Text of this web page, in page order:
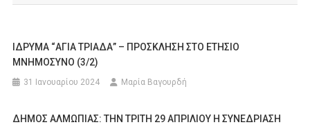
ΙΔΡΥΜΑ “ΑΓΙΑ ΤΡΙΑΔΑ” – ΠΡΟΣΚΛΗΣΗ ΣΤΟ ΕΤΗΣΙΟ
ΜΝΗΜΟΣΥΝΟ (3/2)
31 Ιανουαρίου 2024 Μαρία Βαγουρδή
ΔΗΜΟΣ ΑΛΜΩΠΙΑΣ: ΤΗΝ ΤΡΙΤΗ 29 ΑΠΡΙΛΙΟΥ Η ΣΥΝΕΔΡΙΑΣΗ